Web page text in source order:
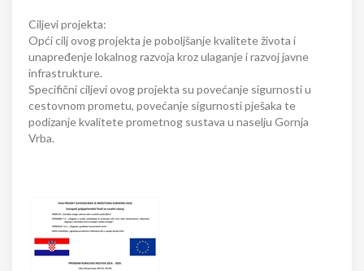
Ciljevi projekta:
Opći cilj ovog projekta je poboljšanje kvalitete života i
unapređenje lokalnog razvoja kroz ulaganje i razvoj javne
infrastrukture.
Specifični ciljevi ovog projekta su povećanje sigurnosti u
cestovnom prometu, povećanje sigurnosti pješaka te
podizanje kvalitete prometnog sustava u naselju Gornja
Vrba.